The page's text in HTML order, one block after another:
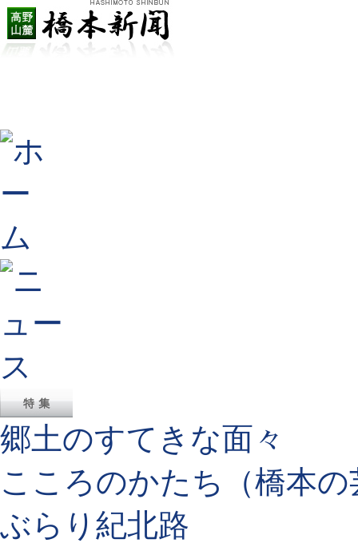
郷土のすてきな面々
こころのかたち（橋本
ぶらり紀北路